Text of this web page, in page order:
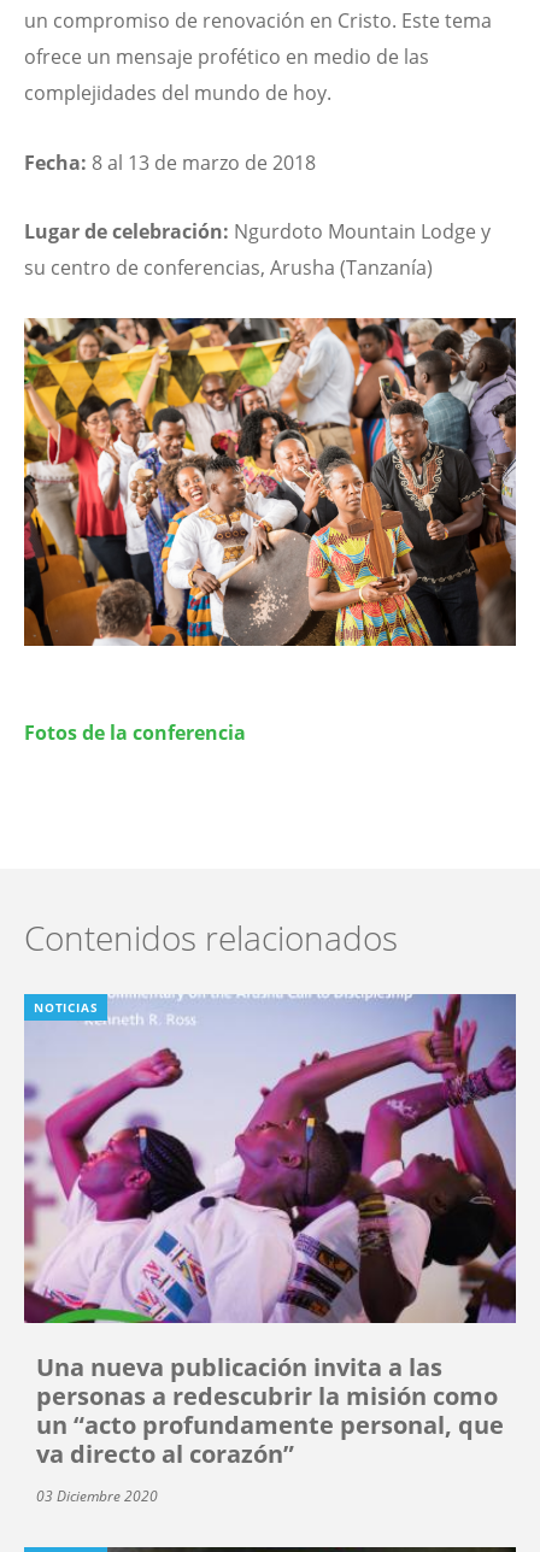
un compromiso de renovación en Cristo. Este tema
ofrece un mensaje profético en medio de las
complejidades del mundo de hoy.
Fecha: 8 al 13 de marzo de 2018
Lugar de celebración: Ngurdoto Mountain Lodge y
su centro de conferencias, Arusha (Tanzanía)
Fotos de la conferencia
Contenidos relacionados
NOTICIAS
Una nueva publicación invita a las
personas a redescubrir la misión como
un “acto profundamente personal, que
va directo al corazón”
03 Diciembre 2020